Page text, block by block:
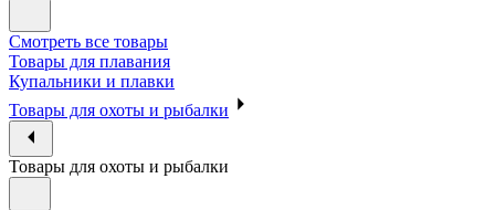
Смотреть все товары
Товары для плавания
Купальники и плавки
Товары для охоты и рыбалки
Товары для охоты и рыбалки